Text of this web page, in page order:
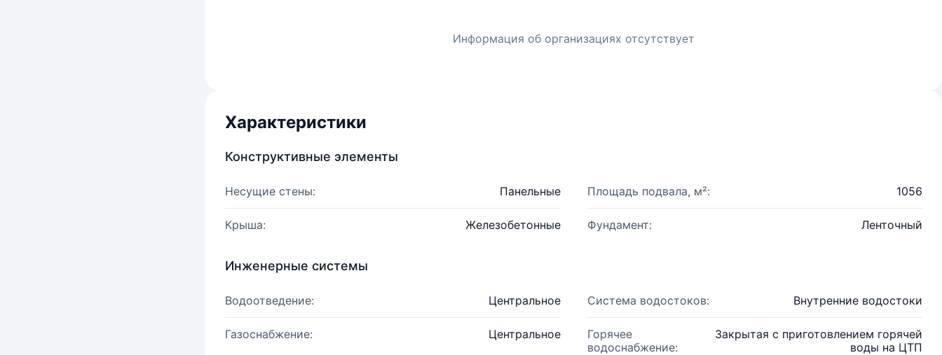
Информация об организациях отсутствует
Характеристики
Конструктивные элементы
Несущие стены: Панельные Площадь подвала, м²: 1056
Крыша: Железобетонные Фундамент: Ленточный
Инженерные системы
Водоотведение: Центральное Система водостоков: Внутренние водостоки
Газоснабжение: Центральное
Горячее
водоснабжение:
Закрытая с приготовлением горячей
воды на ЦТП